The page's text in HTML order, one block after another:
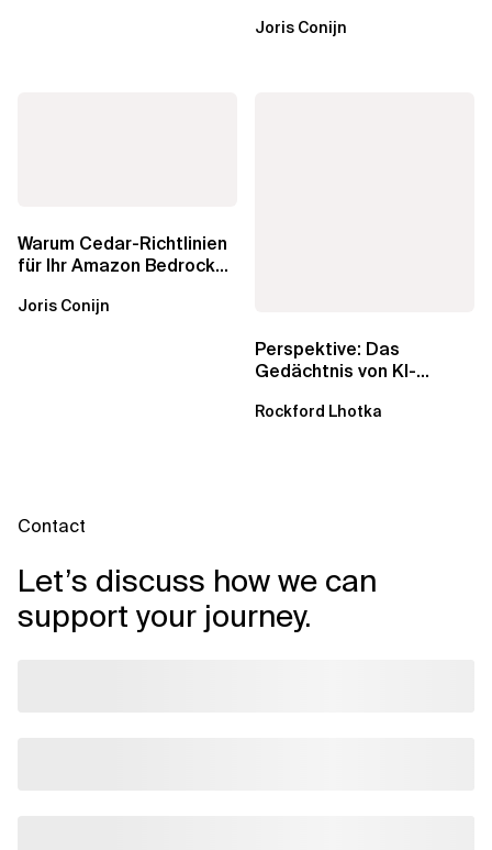
AgentCore...
Joris Conijn
Warum Cedar-Richtlinien
für Ihr Amazon Bedrock
wichtig sind
Joris Conijn
Perspektive: Das
Gedächtnis von KI-
dem...
Rockford Lhotka
Contact
Let’s discuss how we can
support your journey.